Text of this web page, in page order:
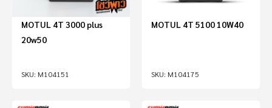
M104151
MOTUL 4T 3000 plus
20w50
M104175
MOTUL 4T 5100 10W40